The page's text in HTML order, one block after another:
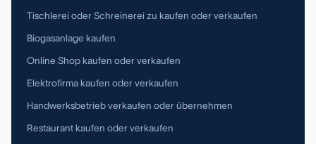
Tischlerei oder Schreinerei zu kaufen oder verkaufen
Biogasanlage kaufen
Online Shop kaufen oder verkaufen
Elektrofirma kaufen oder verkaufen
Handwerksbetrieb verkaufen oder übernehmen
Restaurant kaufen oder verkaufen